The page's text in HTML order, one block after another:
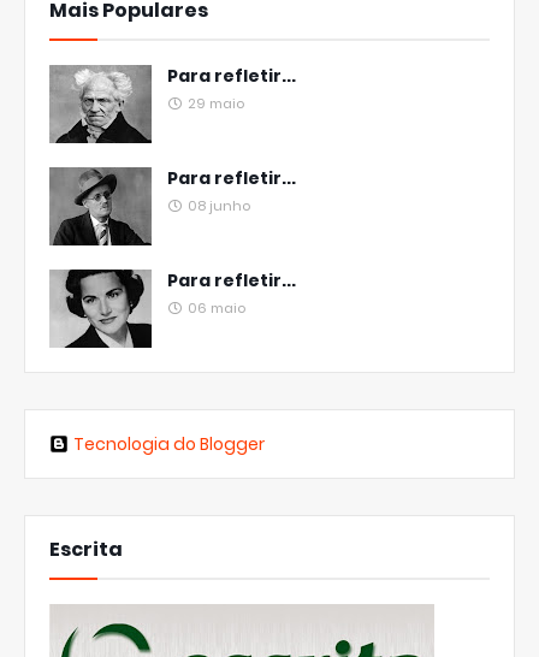
Mais Populares
Para refletir...
29 maio
Para refletir...
08 junho
Para refletir...
06 maio
Tecnologia do Blogger
Escrita